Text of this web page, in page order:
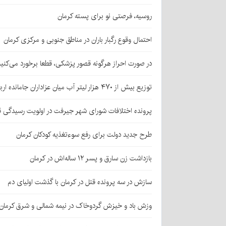
روسیه، فرصتی نو برای پسته کرمان
احتمال وقوع رگبار باران در مناطق جنوبی و مرکزی کرمان
در صورت احراز هرگونه قصور پزشکی، قطعا برخورد
توزیع بیش از ۴۷۰ هزار لیتر آب میان عزاداران جامانده اربعین در کرمان
پرونده اختلافات شورای شهر جیرفت در اولویت
طرح جدید دولت برای رفع سوءتغذیه کودکان کرمان
بازداشت زن سارق و پسر ۱۲ ساله‌اش در کرمان
سازش در سه پرونده قتل در کرمان با گذشت اولیای دم
وزش باد و خیزش گردوخاک در نیمه شمالی و شرق